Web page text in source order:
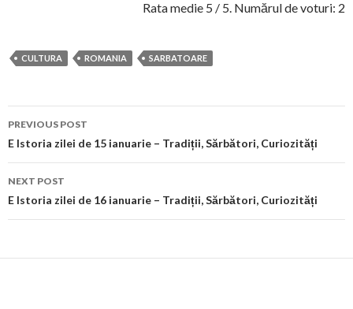
Rata medie 5 / 5. Numărul de voturi: 2
CULTURA ROMANIA SARBATOARE
Post
navigation
PREVIOUS POST
E Istoria zilei de 15 ianuarie – Tradiții, Sărbători, Curiozități
NEXT POST
E Istoria zilei de 16 ianuarie – Tradiții, Sărbători, Curiozități